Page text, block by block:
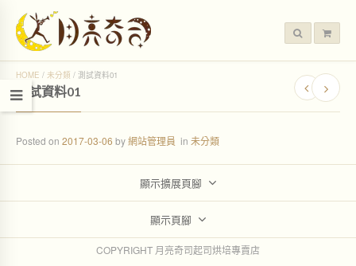
HOME / 未分類 / 測試資料01
測試資料01
Posted on 2017-03-06 by網站管理員 in 未分類
顯示擴展頁腳
顯示頁腳
COPYRIGHT 月亮奇司起司烘培專賣店